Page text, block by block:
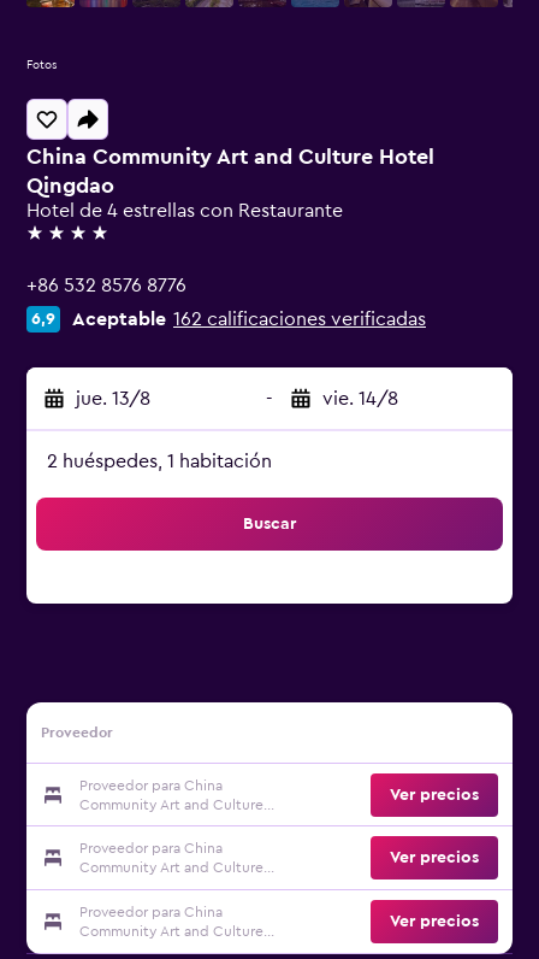
China Community Art and Culture Hotel
Qingdao
Hotel de 4 estrellas con Restaurante
4 estrellas
+86 532 8576 8776
6,9 Aceptable 162 calificaciones verificadas
jue. 13/8 - vie. 14/8
2 huéspedes, 1 habitación
Buscar
Proveedor
Proveedor para China
Community Art and Culture
Hotel Qingdao
Ver precios
Proveedor para China
Community Art and Culture
Hotel Qingdao
Ver precios
Proveedor para China
Community Art and Culture
Hotel Qingdao
Ver precios
Fotos